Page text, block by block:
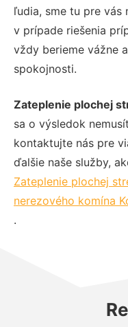
ľudia, sme tu pre vás
v prípade riešenia
vždy berieme vážne
spokojnosti.
Zateplenie plochej
sa o výsledok
kontaktujte nás pre
ďalšie naše služby,
Zateplenie plochej
nerezového komína
.